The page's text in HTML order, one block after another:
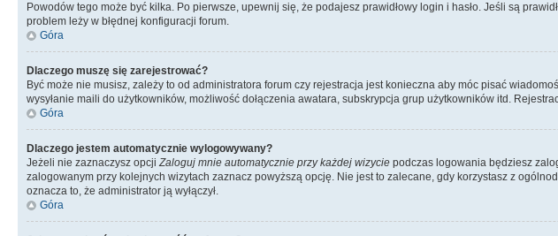
Powodów tego może być kilka. Po pierwsze, upewnij się, że podajesz prawidłowy login i hasło. Jeśli są
problem leży w błędnej konfiguracji forum.
Góra
Dlaczego muszę się zarejestrować?
Być może nie musisz, zależy to od administratora forum czy rejestracja jest konieczna aby móc pisać
wysyłanie maili do użytkowników, możliwość dołączenia awatara, subskrypcja grup użytkowników itd.
Góra
Dlaczego jestem automatycznie wylogowywany?
Jeżeli nie zaznaczysz opcjiZaloguj mnie automatycznie przy każdej wizycie podczas logowania będziesz
zalogowanym przy kolejnych wizytach zaznacz powyższą opcję. Nie jest to zalecane, gdy korzystasz z
oznacza to, że administrator ją wyłączył.
Góra